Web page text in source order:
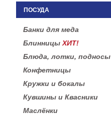
ПОСУДА
Банки для меда
Блинницы ХИТ!
Блюда, лотки, подносы
Конфетницы
Кружки и бокалы
Кувшины и Квасники
Маслёнки